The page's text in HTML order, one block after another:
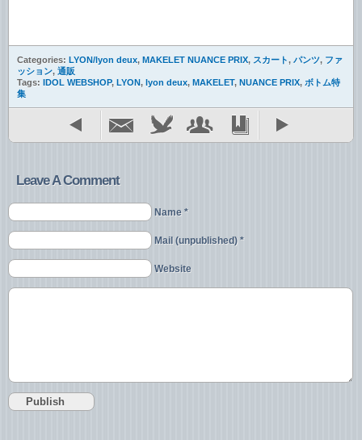
Categories: LYON/lyon deux, MAKELET NUANCE PRIX, スカート, パンツ, ファ
ッション, 通販
Tags: IDOL WEBSHOP, LYON, lyon deux, MAKELET, NUANCE PRIX, ボトム特
集
Leave A Comment
Name *
Mail (unpublished) *
Website